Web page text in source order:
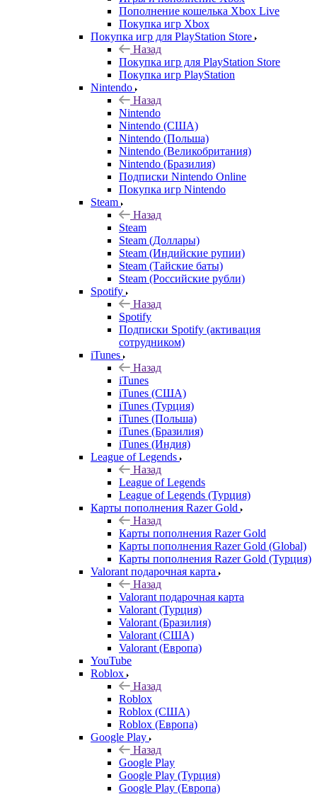
Пополнение кошелька Xbox Live
Покупка игр Xbox
Покупка игр для PlayStation Store
Назад
Покупка игр для PlayStation Store
Покупка игр PlayStation
Nintendo
Назад
Nintendo
Nintendo (США)
Nintendo (Польша)
Nintendo (Великобритания)
Nintendo (Бразилия)
Подписки Nintendo Online
Покупка игр Nintendo
Steam
Назад
Steam
Steam (Доллары)
Steam (Индийские рупии)
Steam (Тайские баты)
Steam (Российские рубли)
Spotify
Назад
Spotify
Подписки Spotify (активация
сотрудником)
iTunes
Назад
iTunes
iTunes (США)
iTunes (Турция)
iTunes (Польша)
iTunes (Бразилия)
iTunes (Индия)
League of Legends
Назад
League of Legends
League of Legends (Турция)
Карты пополнения Razer Gold
Назад
Карты пополнения Razer Gold
Карты пополнения Razer Gold (Global)
Карты пополнения Razer Gold (Турция)
Valorant подарочная карта
Назад
Valorant подарочная карта
Valorant (Турция)
Valorant (Бразилия)
Valorant (США)
Valorant (Европа)
YouTube
Roblox
Назад
Roblox
Roblox (США)
Roblox (Европа)
Google Play
Назад
Google Play
Google Play (Турция)
Google Play (Европа)